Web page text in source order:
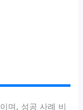
이며, 성공 사례 비